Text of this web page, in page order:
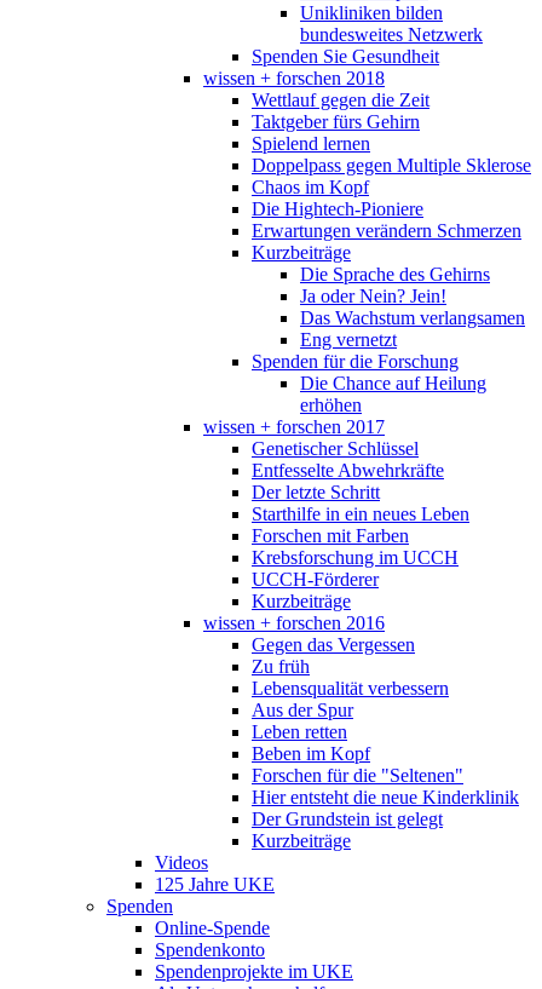
Unikliniken bilden
bundesweites Netzwerk
Spenden Sie Gesundheit
wissen + forschen 2018
Wettlauf gegen die Zeit
Taktgeber fürs Gehirn
Spielend lernen
Doppelpass gegen Multiple Sklerose
Chaos im Kopf
Die Hightech-Pioniere
Erwartungen verändern Schmerzen
Kurzbeiträge
Die Sprache des Gehirns
Ja oder Nein? Jein!
Das Wachstum verlangsamen
Eng vernetzt
Spenden für die Forschung
Die Chance auf Heilung
erhöhen
wissen + forschen 2017
Genetischer Schlüssel
Entfesselte Abwehrkräfte
Der letzte Schritt
Starthilfe in ein neues Leben
Forschen mit Farben
Krebsforschung im UCCH
UCCH-Förderer
Kurzbeiträge
wissen + forschen 2016
Gegen das Vergessen
Zu früh
Lebensqualität verbessern
Aus der Spur
Leben retten
Beben im Kopf
Forschen für die "Seltenen"
Hier entsteht die neue Kinderklinik
Der Grundstein ist gelegt
Kurzbeiträge
Videos
125 Jahre UKE
Spenden
Online-Spende
Spendenkonto
Spendenprojekte im UKE